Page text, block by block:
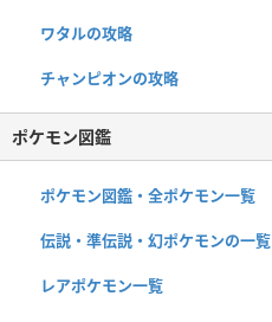
ワタルの攻略
チャンピオンの攻略
ポケモン図鑑
ポケモン図鑑・全ポケモン一覧
伝説・準伝説・幻ポケモンの一覧
レアポケモン一覧